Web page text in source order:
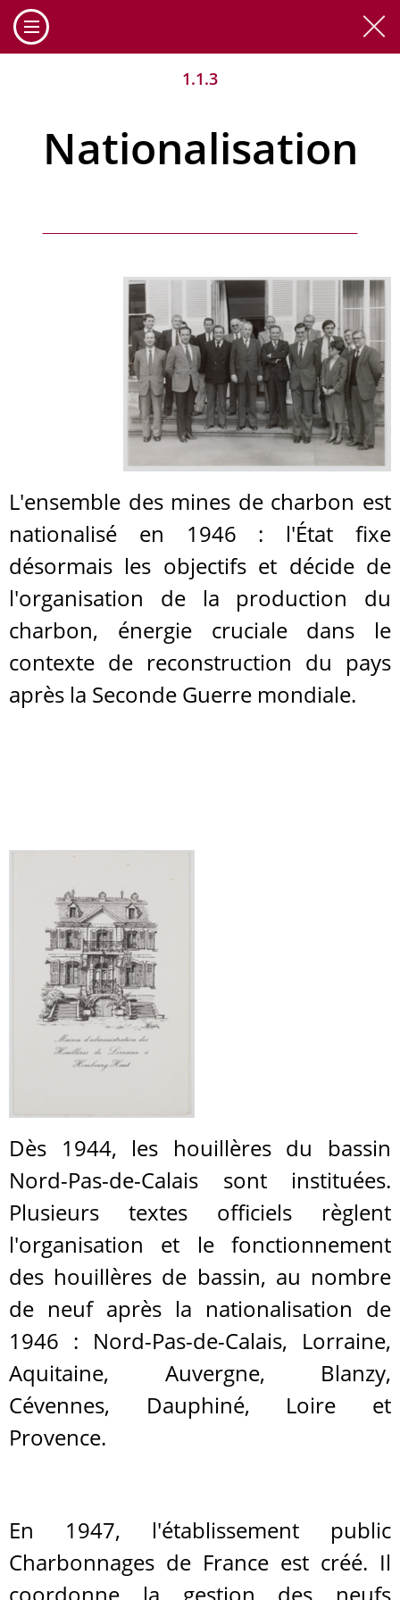
1.1.3
Nationalisation
L'ensemble des mines de charbon est
nationalisé en 1946 : l'État fixe
désormais les objectifs et décide de
l'organisation de la production du
charbon, énergie cruciale dans le
contexte de reconstruction du pays
après la Seconde Guerre mondiale.
Dès 1944, les houillères du bassin
Nord-Pas-de-Calais sont instituées.
Plusieurs textes officiels règlent
l'organisation et le fonctionnement
des houillères de bassin, au nombre
de neuf après la nationalisation de
1946 : Nord-Pas-de-Calais, Lorraine,
Aquitaine, Auvergne, Blanzy,
Cévennes, Dauphiné, Loire et
Provence.
En 1947, l'établissement public
Charbonnages de France est créé. Il
Cookies management panel